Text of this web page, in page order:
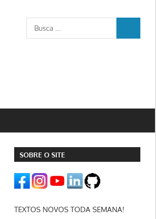
Busca
para:
SOBRE O SITE
TEXTOS NOVOS TODA SEMANA!